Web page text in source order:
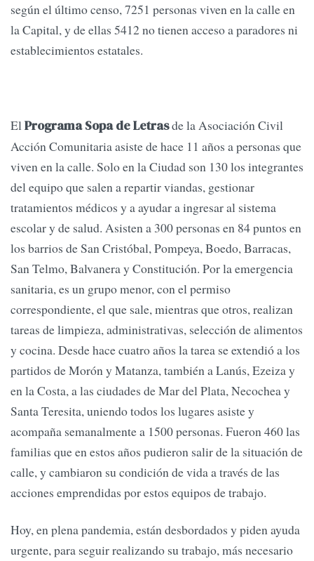
según el último censo, 7251 personas viven en la calle en
la Capital, y de ellas 5412 no tienen acceso a paradores ni
establecimientos estatales.
ElPrograma Sopa de Letrasde la Asociación Civil
Acción Comunitaria asiste de hace 11 años a personas que
viven en la calle. Solo en la Ciudad son 130 los integrantes
del equipo que salen a repartir viandas, gestionar
tratamientos médicos y a ayudar a ingresar al sistema
escolar y de salud. Asisten a 300 personas en 84 puntos en
los barrios de San Cristóbal, Pompeya, Boedo, Barracas,
San Telmo, Balvanera y Constitución. Por la emergencia
sanitaria, es un grupo menor, con el permiso
correspondiente, el que sale, mientras que otros, realizan
tareas de limpieza, administrativas, selección de alimentos
y cocina. Desde hace cuatro años la tarea se extendió a los
partidos de Morón y Matanza, también a Lanús, Ezeiza y
en la Costa, a las ciudades de Mar del Plata, Necochea y
Santa Teresita, uniendo todos los lugares asiste y
acompaña semanalmente a 1500 personas. Fueron 460 las
familias que en estos años pudieron salir de la situación de
calle, y cambiaron su condición de vida a través de las
acciones emprendidas por estos equipos de trabajo.
Hoy, en plena pandemia, están desbordados y piden ayuda
urgente, para seguir realizando su trabajo, más necesario